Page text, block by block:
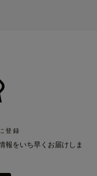
登録
報をいち早くお届けしま